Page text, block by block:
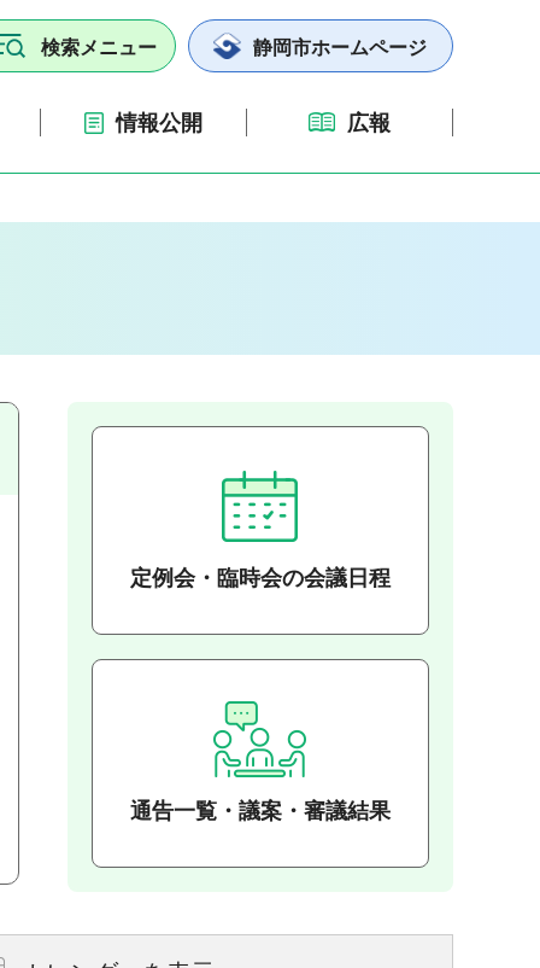
検索メニュー 静岡市ホームページ
情報公開 広報
定例会・臨時会の会議日程
通告一覧・議案・審議結果